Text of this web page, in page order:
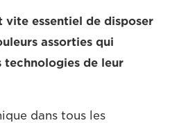
essentiel de disposer
assorties qui
technologies de leur
dans tous les